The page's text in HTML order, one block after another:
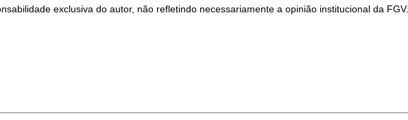
exclusiva do autor, não refletindo necessariamente a opinião institucional da FGV.